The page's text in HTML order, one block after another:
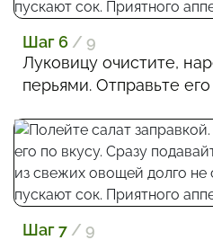
Шаг 6 / 9
Луковицу очистите,
перьями. Отправьте его
Шаг 7 / 9